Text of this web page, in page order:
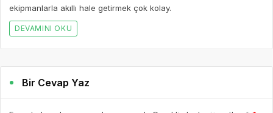
ekipmanlarla akıllı hale getirmek çok kolay.
DEVAMINI OKU
Bir Cevap Yaz